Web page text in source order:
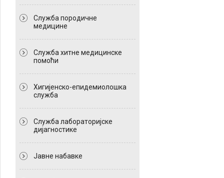
Служба породичне
медицине
Служба хитне медицинске
помоћи
Хигијенско-епидемиолошка
служба
Служба лабораторијске
дијагностике
Јавне набавке